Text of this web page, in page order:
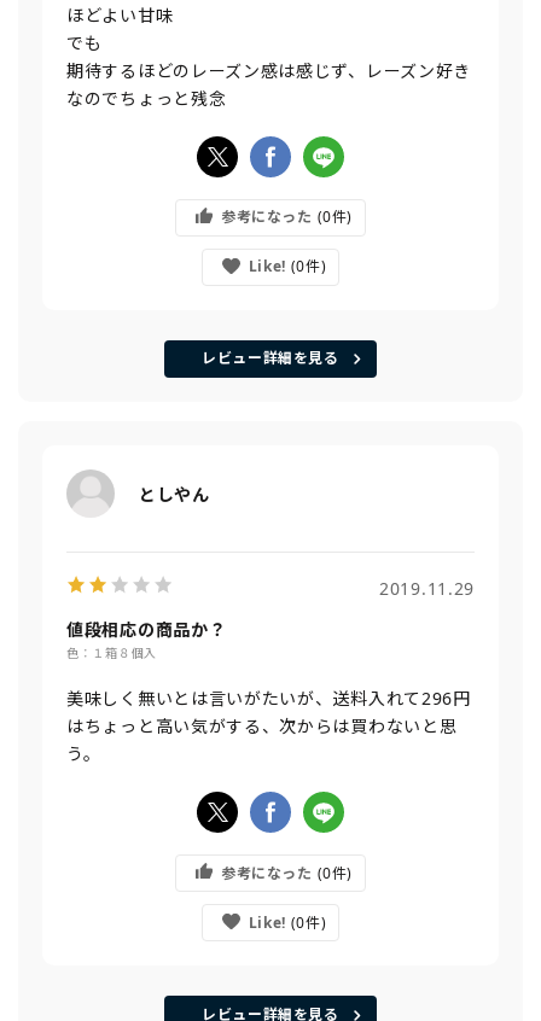
ほどよい甘味
でも
期待するほどのレーズン感は感じず、レーズン好き
なのでちょっと残念
参考になった 0
Like! 0
レビュー詳細を見る
としやん
2019.11.29
値段相応の商品か？
色：１箱８個入
美味しく無いとは言いがたいが、送料入れて296円
はちょっと高い気がする、次からは買わないと思
う。
参考になった 0
Like! 0
レビュー詳細を見る